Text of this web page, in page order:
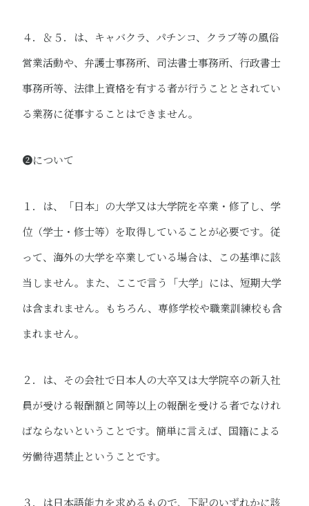
４．＆５．は、キャバクラ、パチンコ、クラブ等の風俗
営業活動や、弁護士事務所、司法書士事務所、行政書士
事務所等、法律上資格を有する者が行うこととされてい
る業務に従事することはできません。
❷について
１．は、「日本」の大学又は大学院を卒業・修了し、学
位（学士・修士等）を取得していることが必要です。従
って、海外の大学を卒業している場合は、この基準に該
当しません。また、ここで言う「大学」には、短期大学
は含まれません。もちろん、専修学校や職業訓練校も含
まれません。
２．は、その会社で日本人の大卒又は大学院卒の新入社
員が受ける報酬額と同等以上の報酬を受ける者でなけれ
ばならないということです。簡単に言えば、国籍による
労働待遇禁止ということです。
３．は日本語能力を求めるもので、下記のいずれかに該